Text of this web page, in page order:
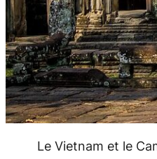
Le Vietnam et le